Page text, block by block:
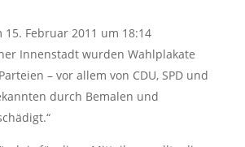
15. Februar 2011 um 18:14
Innenstadt wurden Wahlplakate
– vor allem von CDU, SPD und
durch Bemalen und